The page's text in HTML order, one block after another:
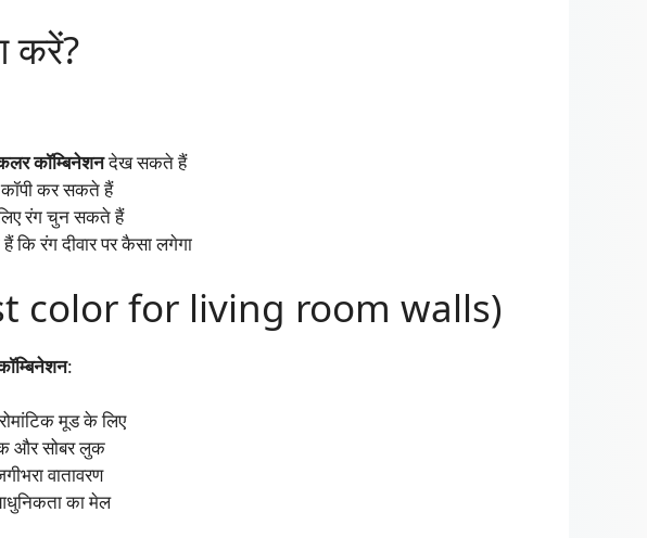
करें?
कॉम्बिनेशनदेख सकते हैं
कर सकते हैं
रंग चुन सकते हैं
रंग दीवार पर कैसा लगेगा
color for living room walls)
:
मूड के लिए
और सोबर लुक
वातावरण
का मेल